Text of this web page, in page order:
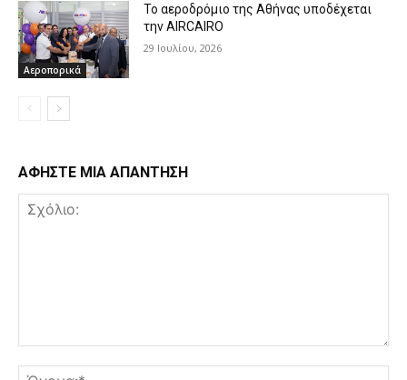
Αεροπορικά
Το αεροδρόμιο της Αθήνας υποδέχεται
την AIRCAIRO
29 Ιουλίου, 2026
ΑΦΗΣΤΕ ΜΙΑ ΑΠΑΝΤΗΣΗ